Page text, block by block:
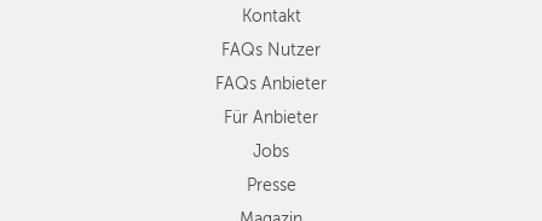
Kontakt
FAQs Nutzer
FAQs Anbieter
Für Anbieter
Jobs
Presse